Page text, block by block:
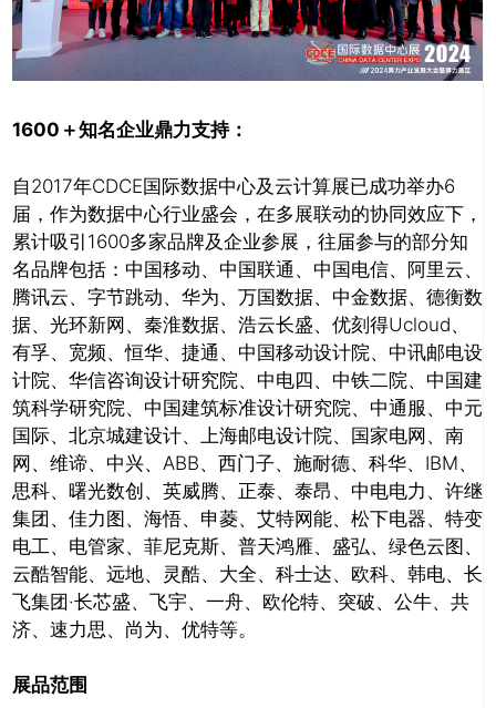
1600 ＋知名企业鼎力支持：
自2017年CDCE国际数据中心及云计算展已成功举办6
届，作为数据中心行业盛会，在多展联动的协同效应下，
累计吸引1600多家品牌及企业参展，往届参与的部分知
名品牌包括：中国移动、中国联通、中国电信、阿里云、
腾讯云、字节跳动、华为、万国数据、中金数据、德衡数
据、光环新网、秦淮数据、浩云长盛、优刻得Ucloud、
有孚、宽频、恒华、捷通、中国移动设计院、中讯邮电设
计院、华信咨询设计研究院、中电四、中铁二院、中国建
筑科学研究院、中国建筑标准设计研究院、中通服、中元
国际、北京城建设计、上海邮电设计院、国家电网、南
网、维谛、中兴、ABB、西门子、施耐德、科华、IBM、
思科、曙光数创、英威腾、正泰、泰昂、中电电力、许继
集团、佳力图、海悟、申菱、艾特网能、松下电器、特变
电工、电管家、菲尼克斯、普天鸿雁、盛弘、绿色云图、
云酷智能、远地、灵酷、大全、科士达、欧科、韩电、长
飞集团·长芯盛、飞宇、一舟、欧伦特、突破、公牛、共
济、速力思、尚为、优特等。
展品范围